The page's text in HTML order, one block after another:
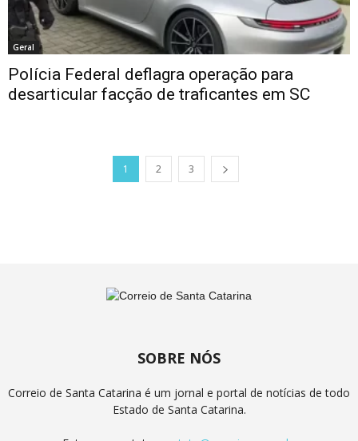
Geral
Polícia Federal deflagra operação para
desarticular facção de traficantes em SC
1 2 3
SOBRE NÓS
Correio de Santa Catarina é um jornal e portal de notícias de todo
Estado de Santa Catarina.